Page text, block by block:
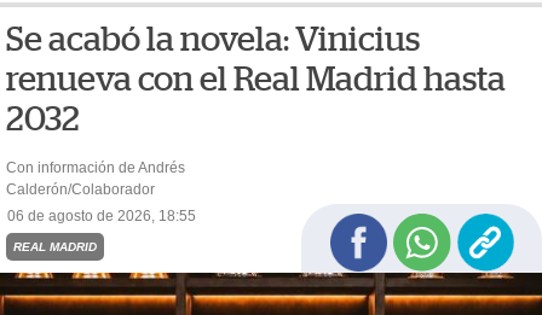
Se acabó la novela: Vinicius
renueva con el Real Madrid hasta
2032
Con información de Andrés
Calderón/Colaborador
06 de agosto de 2026, 18:55
REAL MADRID